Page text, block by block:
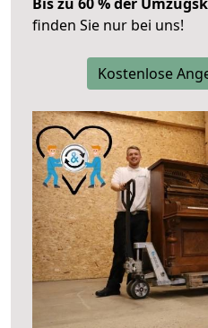
finden Sie nur bei uns!
Kostenlose